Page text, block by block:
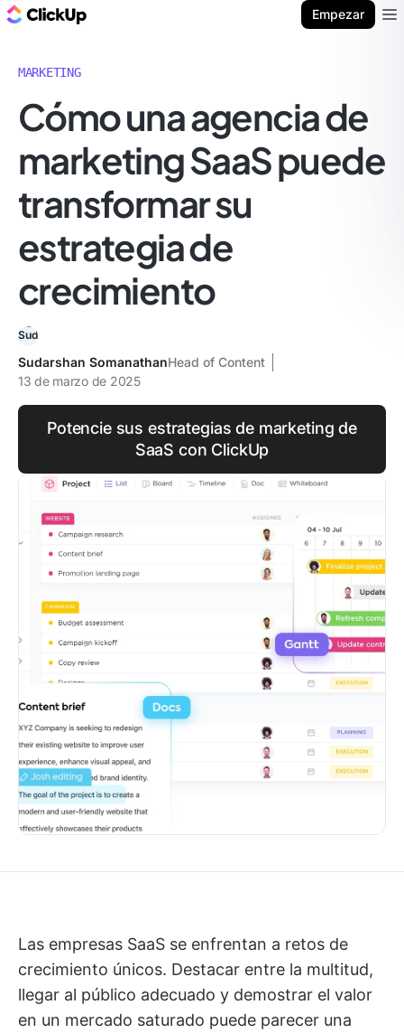
Empezar
MARKETING
Cómo una agencia de
marketing SaaS puede
transformar su
estrategia de
crecimiento
Sudarshan SomanathanHead of Content
13 de marzo de 2025
Potencie sus estrategias de marketing de
SaaS con ClickUp
Las empresas SaaS se enfrentan a retos de
crecimiento únicos. Destacar entre la multitud,
llegar al público adecuado y demostrar el valor
en un mercado saturado puede parecer una